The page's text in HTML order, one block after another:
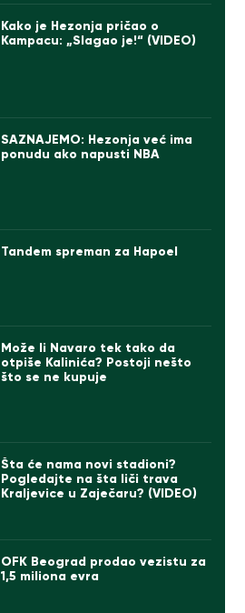
Kako je Hezonja pričao o
Kampacu: „Slagao je!“ (VIDEO)
SAZNAJEMO: Hezonja već ima
ponudu ako napusti NBA
Tandem spreman za Hapoel
Može li Navaro tek tako da
otpiše Kalinića? Postoji nešto
što se ne kupuje
Šta će nama novi stadioni?
Pogledajte na šta liči trava
Kraljevice u Zaječaru? (VIDEO)
OFK Beograd prodao vezistu za
1,5 miliona evra